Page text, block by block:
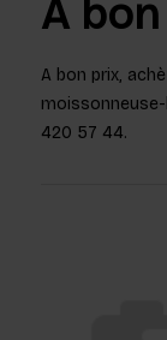
A
A bon prix,
420 57 44.